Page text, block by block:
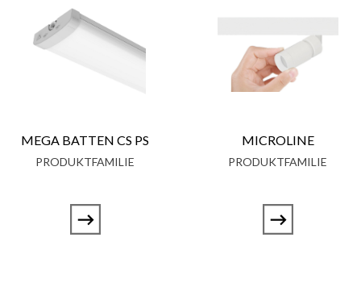
MEGA BATTEN CS PS
PRODUKTFAMILIE
MICROLINE
PRODUKTFAMILIE